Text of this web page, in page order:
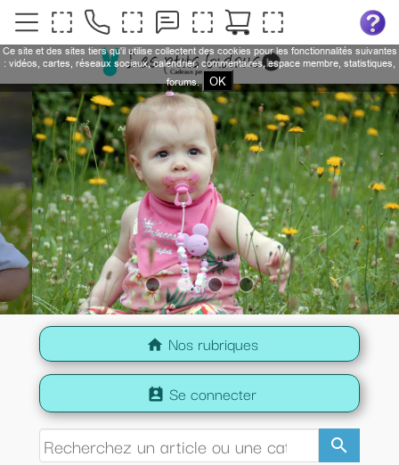
home Nos rubriques
search
perm_contact_calendar Se connecter
Ce site et des sites tiers qu'il utilise collectent des cookies pour les fonctionnalités suivantes
: vidéos, cartes, réseaux sociaux, calendrier, commentaires, espace membre, statistiques,
forums.
OK